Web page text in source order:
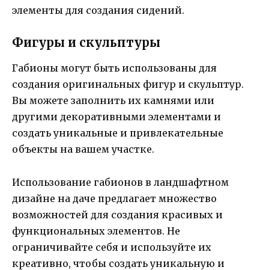
элементы для создания сидений.
Фигуры и скульптуры
Габионы могут быть использованы для
создания оригинальных фигур и скульптур.
Вы можете заполнить их камнями или
другими декоративными элементами и
создать уникальные и привлекательные
объекты на вашем участке.
Использование габионов в ландшафтном
дизайне на даче предлагает множество
возможностей для создания красивых и
функциональных элементов. Не
ограничивайте себя и используйте их
креативно, чтобы создать уникальную и